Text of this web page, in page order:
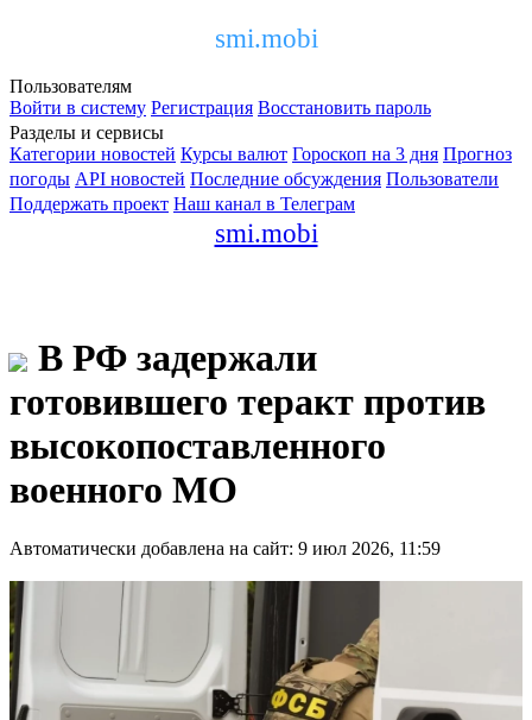
smi.mobi
Пользователям
Войти в систему Регистрация Восстановить пароль
Разделы и сервисы
Категории новостей Курсы валют Гороскоп на 3 дня Прогноз
погоды API новостей Последние обсуждения Пользователи
Поддержать проект Наш канал в Телеграм
smi.mobi
В РФ задержали
готовившего теракт против
высокопоставленного
военного МО
Автоматически добавлена на сайт: 9 июл 2026, 11:59